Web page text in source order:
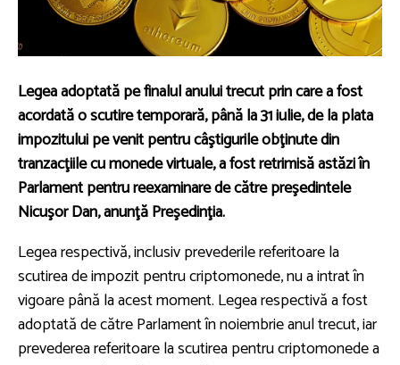
Legea adoptată pe finalul anului trecut prin care a fost
acordată o scutire temporară, până la 31 iulie, de la plata
impozitului pe venit pentru câştigurile obţinute din
tranzacţiile cu monede virtuale, a fost retrimisă astăzi în
Parlament pentru reexaminare de către preşedintele
Nicuşor Dan, anunţă Preşedinţia.
Legea respectivă, inclusiv prevederile referitoare la
scutirea de impozit pentru criptomonede, nu a intrat în
vigoare până la acest moment. Legea respectivă a fost
adoptată de către Parlament în noiembrie anul trecut, iar
prevederea referitoare la scutirea pentru criptomonede a